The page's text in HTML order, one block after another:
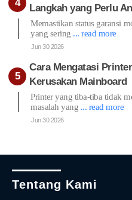
Langkah yang Perlu
Memastikan status garansi
yang sering ... read more
Jun 30 2026
Cara Mengatasi
Kerusakan Mainboard
Printer yang tiba-tiba tidak
masalah yang ... read more
Jun 30 2026
Tentang Kami